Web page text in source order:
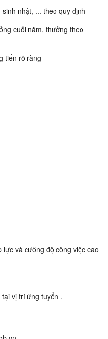
sinh nhật, ... theo quy định
cuối năm, thưởng theo
tiến rõ ràng
lực và cường độ công việc cao
vị trí ứng tuyển .